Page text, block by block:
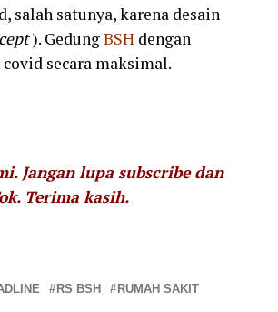
salah satunya, karena desain
). GedungBSH dengan
secara maksimal.
Jangan lupa subscribe dan
Terima kasih.
RS BSH
RUMAH SAKIT